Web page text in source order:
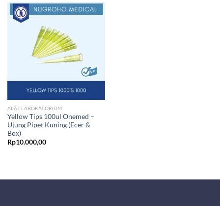
ALAT LABORATORIUM
Yellow Tips 100ul Onemed –
Ujung Pipet Kuning (Ecer &
Box)
Rp10.000,00